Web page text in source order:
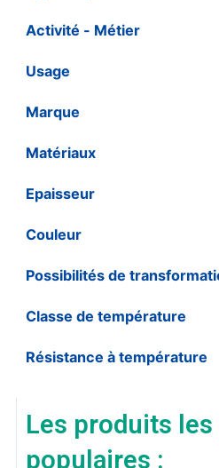
Activité - Métier
Usage
Marque
Matériaux
Epaisseur
Couleur
Possibilités de
Classe de température
Résistance à température
Les produits
populaires :